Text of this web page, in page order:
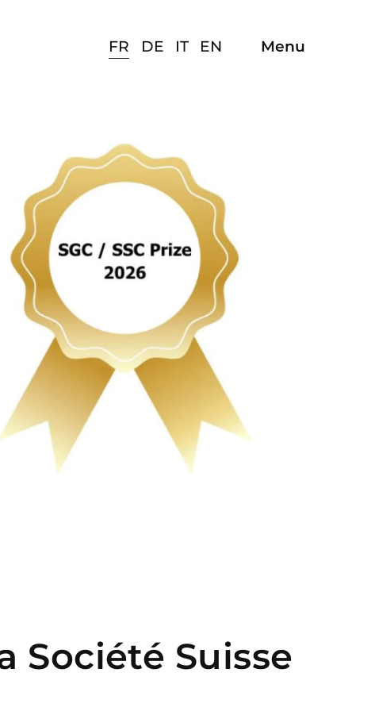
Ouvrir/
Menu
FR DE IT EN
Société Suisse